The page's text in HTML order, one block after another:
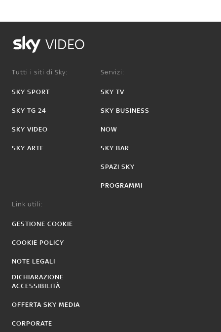
VIDEO
Tutti i siti di Sky:
SKY SPORT
SKY TG 24
SKY VIDEO
SKY ARTE
Servizi:
SKY TV
SKY BUSINESS
NOW
SKY BAR
SPAZI SKY
PROGRAMMI
Link utili:
GESTIONE COOKIE
COOKIE POLICY
NOTE LEGALI
DICHIARAZIONE
ACCESSIBILITÀ
OFFERTA SKY MEDIA
CORPORATE